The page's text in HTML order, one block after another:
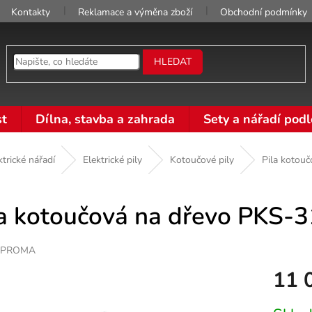
Kontakty Reklamace a výměna zboží Obchodní podmínky
HLEDAT
Dílna, stavba a zahrada Sety a nářadí
nářadí Elektrické pily Kotoučové pily Pila
kotoučová na dřevo PKS-
PROMA
11